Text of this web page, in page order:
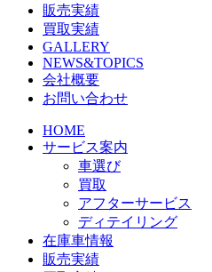
販売実績
買取実績
GALLERY
NEWS&TOPICS
会社概要
お問い合わせ
HOME
サービス案内
車選び
買取
アフターサービス
ディテイリング
在庫車情報
販売実績